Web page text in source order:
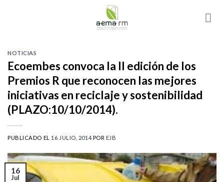
NOTICIAS
Ecoembes convoca la II edición de los
Premios R que reconocen las mejores
iniciativas en reciclaje y sostenibilidad
(PLAZO:10/10/2014).
PUBLICADO EL 16 JULIO, 2014 POR EJB
16
Jul